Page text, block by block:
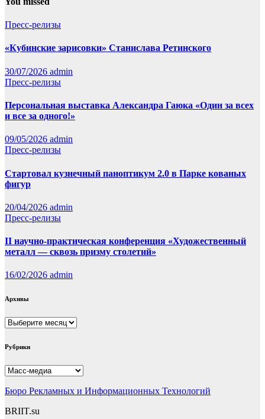
Пресс-релизы
«Кубинские зарисовки» Станислава Ретинского
30/07/2026 admin
Пресс-релизы
Персональная выставка Александра Гаюка «Один за всех
и все за одного!»
09/05/2026 admin
Пресс-релизы
Стартовал кузнечный паноптикум 2.0 в Парке кованых
фигур
20/04/2026 admin
Пресс-релизы
II научно-практическая конференция «Художественный
металл — сквозь призму столетий»
16/02/2026 admin
Архивы
Архивы
Рубрики
Рубрики
Бюро Рекламных и Информационных Технологий
BRIIT.su